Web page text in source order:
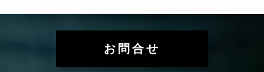
お問合せ